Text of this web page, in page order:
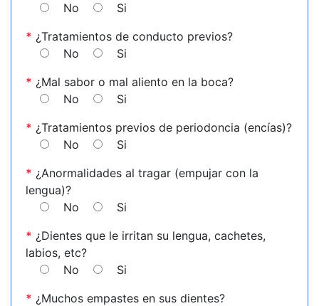
No
Si
* ¿Tratamientos de conducto previos?
No
Si
* ¿Mal sabor o mal aliento en la boca?
No
Si
* ¿Tratamientos previos de periodoncia (encías)?
No
Si
* ¿Anormalidades al tragar (empujar con la
lengua)?
No
Si
* ¿Dientes que le irritan su lengua, cachetes,
labios, etc?
No
Si
* ¿Muchos empastes en sus dientes?